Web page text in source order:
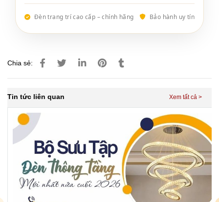
Đèn trang trí cao cấp – chính hãng Bảo hành uy tín
Chia sẻ:
Tin tức liên quan